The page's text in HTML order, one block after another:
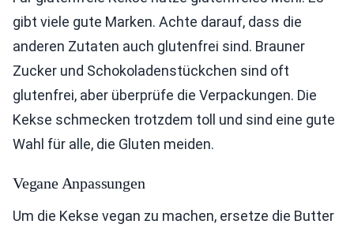
gibt viele gute Marken. Achte darauf, dass die
anderen Zutaten auch glutenfrei sind. Brauner
Zucker und Schokoladenstückchen sind oft
glutenfrei, aber überprüfe die Verpackungen. Die
Kekse schmecken trotzdem toll und sind eine gute
Wahl für alle, die Gluten meiden.
Vegane Anpassungen
Um die Kekse vegan zu machen, ersetze die Butter